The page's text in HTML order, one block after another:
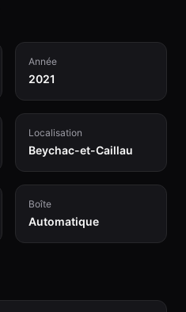
Année
2021
Localisation
Beychac-et-Caillau
Boîte
Automatique